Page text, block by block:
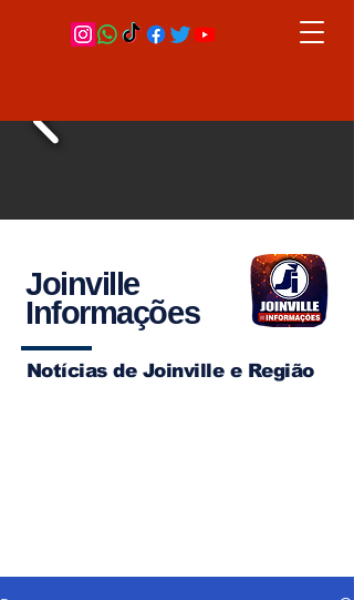
Joinville
Informações
Notícias de Joinville e Região